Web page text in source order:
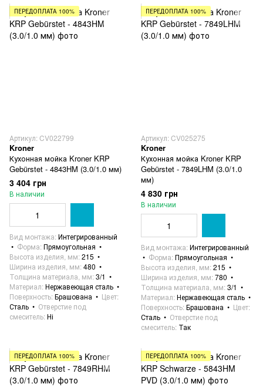
ПЕРЕДОПЛАТА 100%
Артикул: CV022799
Kroner
Кухонная мойка Kroner KRP
Gebürstet - 4843HM ​​(3.0/1.0 мм)
3 404 грн
В наличии
Вид монтажа Интегрированный
Форма Прямоугольная
Высота изделия, мм 215
Ширина изделия, мм 480
Толщина материала, мм 3/1
Материал Нержавеющая сталь
Поверхность Брашована
Цвет
Сталь
Отверстие под
смеситель Ні
ПЕРЕДОПЛАТА 100%
Артикул: CV025275
Kroner
Кухонная мойка Kroner KRP
Gebürstet - 7849LHM (3.0/1.0
мм)
4 830 грн
В наличии
Вид монтажа Интегрированный
Форма Прямоугольная
Высота изделия, мм 215
Ширина изделия, мм 780
Толщина материала, мм 3/1
Материал Нержавеющая сталь
Поверхность Брашована
Цвет
Сталь
Отверстие под
смеситель Так
ПЕРЕДОПЛАТА 100% ПЕРЕДОПЛАТА 100%